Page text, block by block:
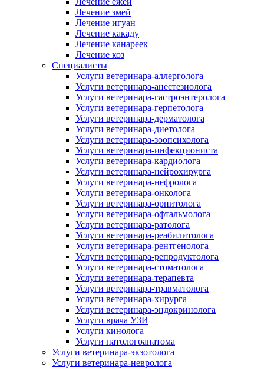
Лечение змей
Лечение игуан
Лечение какаду
Лечение канареек
Лечение коз
Специалисты
Услуги ветеринара-аллерголога
Услуги ветеринара-анестезиолога
Услуги ветеринара-гастроэнтеролога
Услуги ветеринара-герпетолога
Услуги ветеринара-дерматолога
Услуги ветеринара-диетолога
Услуги ветеринара-зоопсихолога
Услуги ветеринара-инфекциониста
Услуги ветеринара-кардиолога
Услуги ветеринара-нейрохирурга
Услуги ветеринара-нефролога
Услуги ветеринара-онколога
Услуги ветеринара-орнитолога
Услуги ветеринара-офтальмолога
Услуги ветеринара-ратолога
Услуги ветеринара-реабилитолога
Услуги ветеринара-рентгенолога
Услуги ветеринара-репродуктолога
Услуги ветеринара-стоматолога
Услуги ветеринара-терапевта
Услуги ветеринара-травматолога
Услуги ветеринара-хирурга
Услуги ветеринара-эндокринолога
Услуги врача УЗИ
Услуги кинолога
Услуги патологоанатома
Услуги ветеринара-экзотолога
Услуги ветеринара-невролога